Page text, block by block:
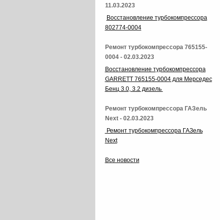
11.03.2023
Восстановление турбокомпрессора
802774-0004
Ремонт турбокомпрессора 765155-
0004 - 02.03.2023
Восстановление турбокомпрессора
GARRETT 765155-0004 для Мерседес
Бенц 3.0, 3.2 дизель
Ремонт турбокомпрессора ГАЗель
Next - 02.03.2023
Ремонт турбокомпрессора ГАЗель
Next
Все новости